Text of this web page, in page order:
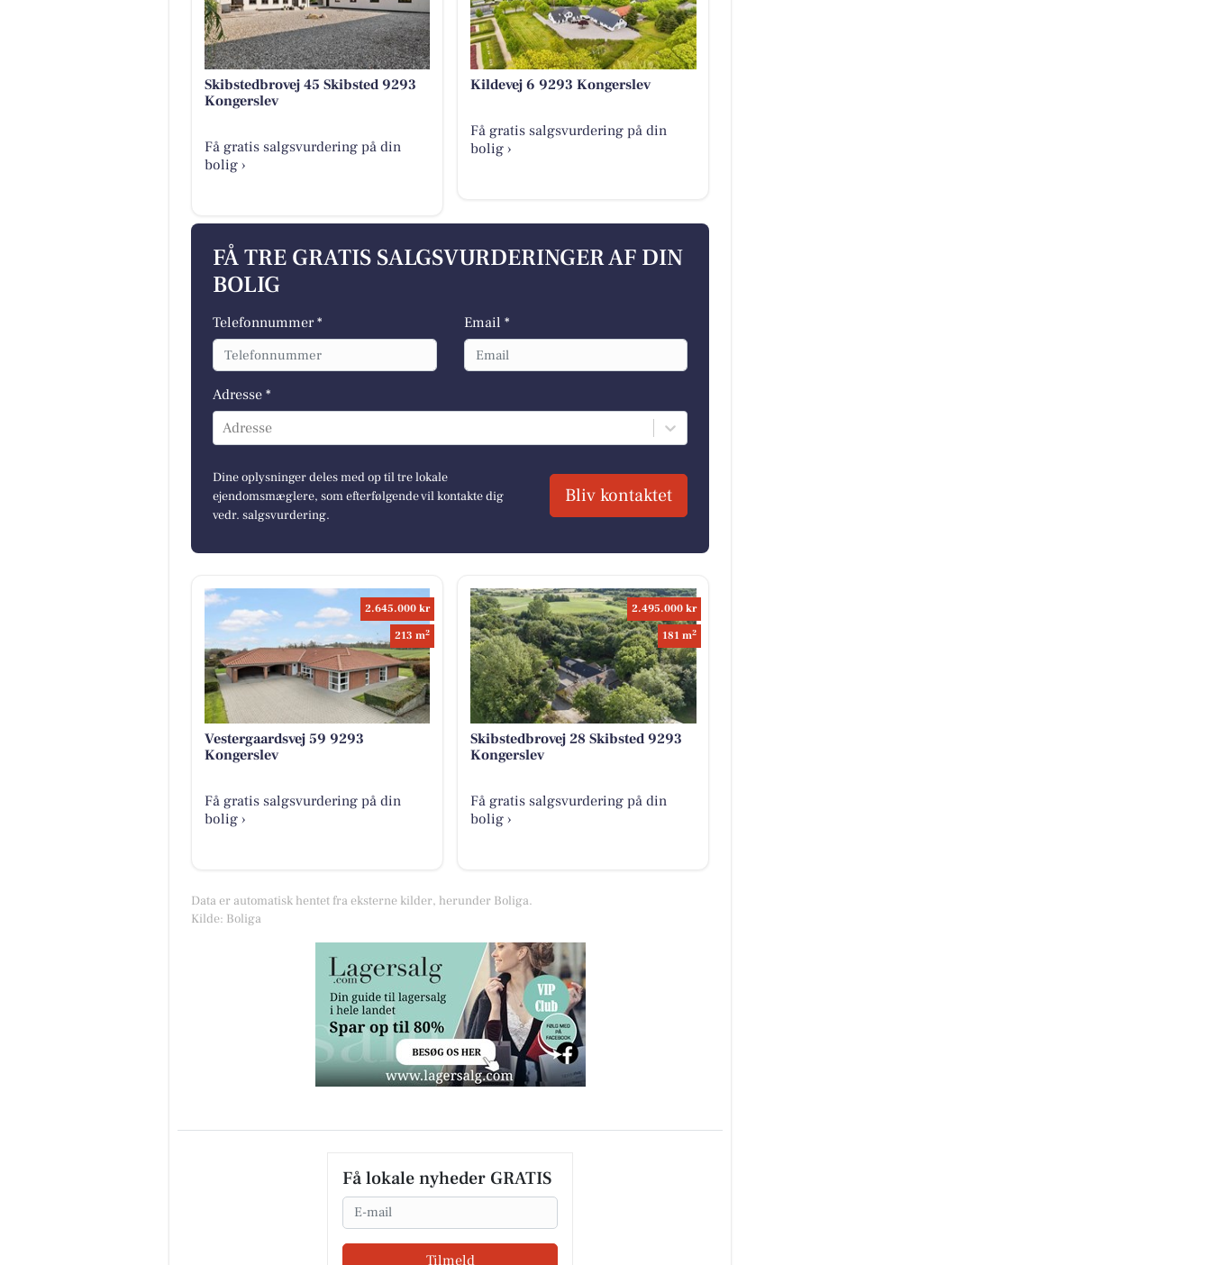
Skibstedbrovej 45 Skibsted 9293
Kongerslev
Få gratis salgsvurdering på din
bolig ›
Kildevej 6 9293 Kongerslev
Få gratis salgsvurdering på din
bolig ›
FÅ TRE GRATIS SALGSVURDERINGER AF DIN
BOLIG
Telefonnummer * Email *
Adresse *
Adresse
Dine oplysninger deles med op til tre lokale
ejendomsmæglere, som efterfølgende vil kontakte dig
vedr. salgsvurdering.
Bliv kontaktet
2.645.000 kr
213 m2
Vestergaardsvej 59 9293
Kongerslev
Få gratis salgsvurdering på din
bolig ›
2.495.000 kr
181 m2
Skibstedbrovej 28 Skibsted 9293
Kongerslev
Få gratis salgsvurdering på din
bolig ›
Data er automatisk hentet fra eksterne kilder, herunder Boliga.
Kilde: Boliga
Få lokale nyheder GRATIS
Email
Tilmeld